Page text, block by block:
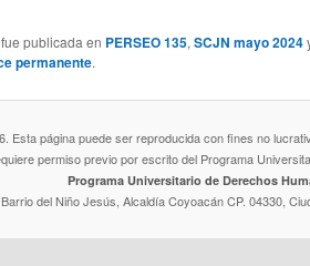
publicada en PERSEO 135,SCJN mayo 2024
permanente.
página puede ser reproducida con fines no
permiso previo por escrito del Programa
Programa Universitario de Derechos
del Niño Jesús, Alcaldía Coyoacán CP. 04330,